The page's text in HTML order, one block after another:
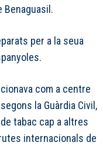
Benaguasil.
per a la seua
com a centre
la Guàrdia Civil,
tabac cap a altres
internacionals de